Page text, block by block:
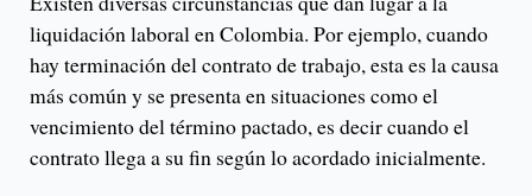
liquidación laboral en Colombia. Por ejemplo, cuando
hay terminación del contrato de trabajo, esta es la causa
más común y se presenta en situaciones como el
vencimiento del término pactado, es decir cuando el
contrato llega a su fin según lo acordado inicialmente.